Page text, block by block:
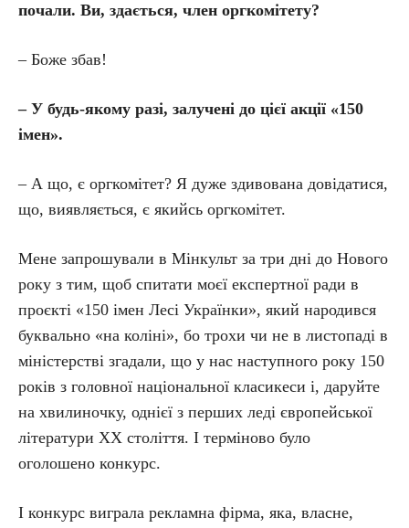
почали. Ви, здається, член оргкомітету?
– Боже збав!
– У будь-якому разі, залучені до цієї акції «150
імен».
– А що, є оргкомітет? Я дуже здивована довідатися,
що, виявляється, є якийсь оргкомітет.
Мене запрошували в Мінкульт за три дні до Нового
року з тим, щоб спитати моєї експертної ради в
проєкті «150 імен Лесі Українки», який народився
буквально «на коліні», бо трохи чи не в листопаді в
міністерстві згадали, що у нас наступного року 150
років з головної національної класикеси і, даруйте
на хвилиночку, однієї з перших леді європейської
літератури ХХ століття. І терміново було
оголошено конкурс.
І конкурс виграла рекламна фірма, яка, власне,